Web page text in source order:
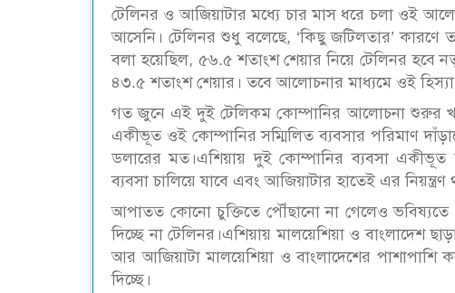
টেলিনর ও আজিয়াটার মধ্যে চার মাস ধরে চলা ওই
আসেনি। টেলিনর শুধু বলেছে, ‘কিছু জটিলতার’ কারণে
বলা হয়েছিল, ৫৬.৫ শতাংশ শেয়ার নিয়ে টেলিনর হবে
৪৩.৫ শতাংশ শেয়ার। তবে আলোচনার মাধ্যমে ওই
গত জুনে এই দুই টেলিকম কোম্পানির আলোচনা শুরুর
একীভূত ওই কোম্পানির সম্মিলিত ব্যবসার পরিমাণ
ডলারের মত।এশিয়ায় দুই কোম্পানির ব্যবসা একীভূত
ব্যবসা চালিয়ে যাবে এবং আজিয়াটার হাতেই এর
আপাতত কোনো চুক্তিতে পৌঁছানো না গেলেও ভবিষ্যতে
দিচ্ছে না টেলিনর।এশিয়ায় মালয়েশিয়া ও বাংলাদেশ
আর আজিয়াটা মালয়েশিয়া ও বাংলাদেশের পাশাপাশি
দিচ্ছে।